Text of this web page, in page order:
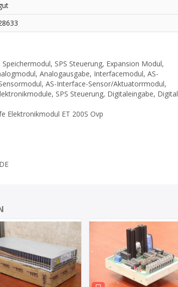
SPS Steuerung, Expansion Modul,
Analogausgabe, Interfacemodul, AS-
AS-Interface-Sensor/Aktuatorrmodul,
SPS Steuerung, Digitaleingabe, Digital
Elektronikmodul ET 200S Ovp